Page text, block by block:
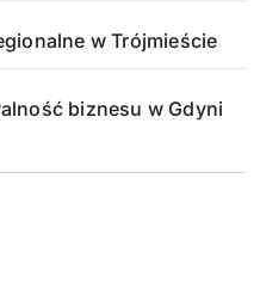
w Trójmieście
biznesu w Gdyni